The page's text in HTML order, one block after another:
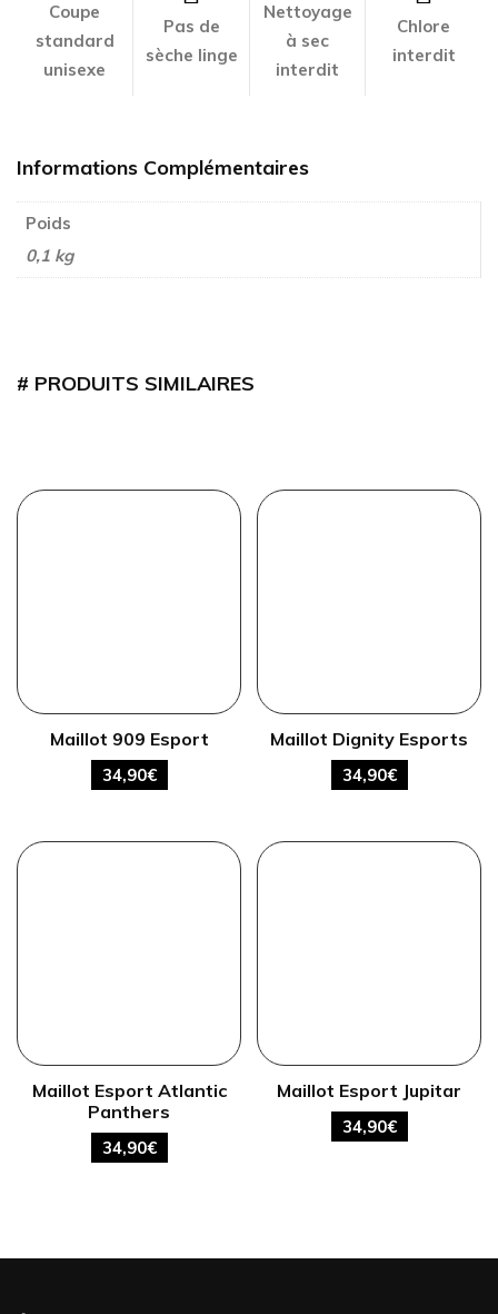
Coupe
standard
unisexe
Pas de
sèche linge
Nettoyage
à sec
interdit
Chlore
interdit
Informations Complémentaires
Poids
0,1 kg
PRODUITS SIMILAIRES
Maillot 909 Esport
34,90€
Maillot Dignity Esports
34,90€
Maillot Esport Atlantic
Panthers
34,90€
Maillot Esport Jupitar
34,90€